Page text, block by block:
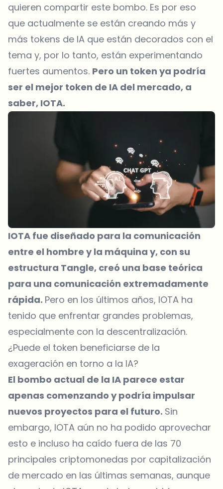
quieren compartir este bombo. Es por eso
que actualmente se están creando más y
más tokens de IA que están decorados con el
tema y, por lo tanto, están experimentando
fuertes aumentos. Pero un token ya podría
ser el mejor token de IA del mercado, a
saber, IOTA.
IOTA fue diseñado para la comunicación
entre el hombre y la máquina y, con su
estructura Tangle, creó una base teórica
para una comunicación extremadamente
rápida. Pero en los últimos años, IOTA ha
tenido que enfrentar grandes problemas,
especialmente con la descentralización.
¿Puede el token beneficiarse de la
exageración en torno a la IA?
El bombo actual de la IA parece estar
apenas comenzando y podría impulsar
nuevos proyectos para el futuro. Sin
embargo, IOTA aún no ha podido aprovechar
esto e incluso ha caído fuera de las 70
principales criptomonedas por capitalización
de mercado en las últimas semanas, aunque